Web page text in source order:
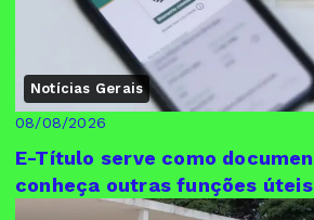
Notícias Gerais
08/08/2026
E-Título serve como
conheça outras funções úteis